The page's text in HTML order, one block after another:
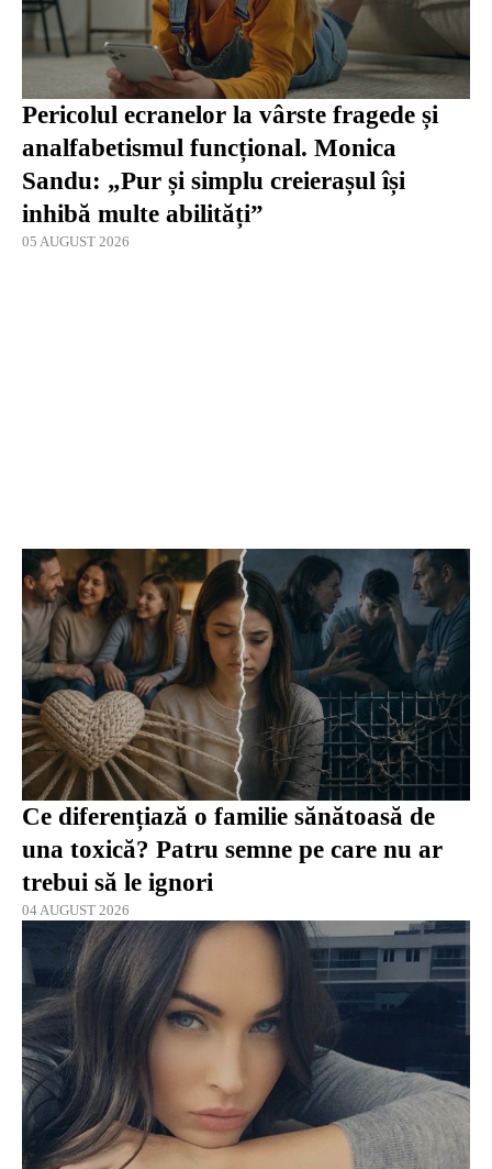
Pericolul ecranelor la vârste fragede și
analfabetismul funcțional. Monica
Sandu: „Pur și simplu creierașul își
inhibă multe abilități”
05 AUGUST 2026
Ce diferențiază o familie sănătoasă de
una toxică? Patru semne pe care nu ar
trebui să le ignori
04 AUGUST 2026